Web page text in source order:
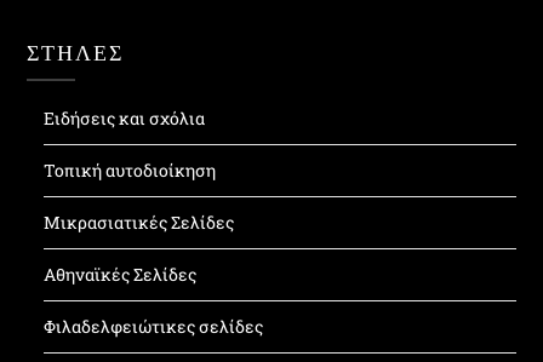
ΣΤΗΛΕΣ
Ειδήσεις και σχόλια
Τοπική αυτοδιοίκηση
Μικρασιατικές Σελίδες
Αθηναϊκές Σελίδες
Φιλαδελφειώτικες σελίδες